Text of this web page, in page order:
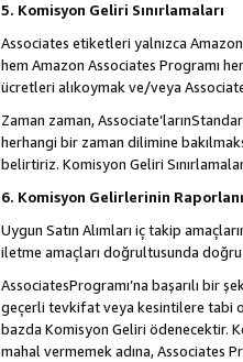
5. Komisyon Geliri Sınırlamaları
Associates etiketleri yalnızca
hem Amazon Associates Programı
ücretleri alıkoymak ve/veya
Zaman zaman,
herhangi bir zaman dilimine
belirtiriz. Komisyon Geliri
6. Komisyon Gelirlerinin
Uygun Satın Alımları iç takip
iletme amaçları doğrultusunda
AssociatesProgramı’na başarılı bir
geçerli tevkifat veya kesintilere tabi
bazda Komisyon Geliri ödenecektir.
mahal vermemek adına, Associates